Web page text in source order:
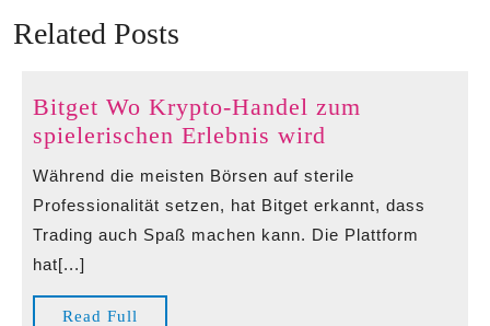
Related Posts
Bitget Wo Krypto-Handel zum
spielerischen Erlebnis wird
Wo
Krypto-
Handel
zum
Während die meisten Börsen auf sterile
Professionalität setzen, hat Bitget erkannt, dass
Trading auch Spaß machen kann. Die Plattform
hat[...]
Read Full